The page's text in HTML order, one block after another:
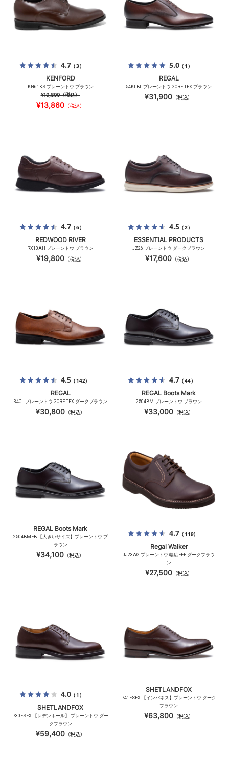
4.7（3）
KENFORD
KN61KS プレーントウ ブラウン
¥19,800（税込）
¥13,860（税込）
5.0（1）
REGAL
54KLBL プレーントウ GORE-TEX ブラウン
¥31,900 （税込）
4.7（6）
REDWOOD RIVER
RX10AH プレーントウ ブラウン
¥19,800（税込）
4.5（2）
ESSENTIAL PRODUCTS
JZ26 プレーントウ ダークブラウン
¥17,600 （税込）
4.5（142）
REGAL
34CL プレーントウ GORE-TEX ダークブラウン
¥30,800（税込）
4.7（44）
REGAL Boots Mark
2504BM プレーントウ ブラウン
¥33,000（税込）
REGAL Boots Mark
2504BMEB 【大きいサイズ】プレーントウ ブ
ラウン
¥34,100 （税込）
4.7（119）
Regal Walker
JJ23AG プレーントウ 幅広EEE ダークブラウ
ン
¥27,500（税込）
4.0（1）
SHETLANDFOX
730FSFX 【レデンホール】 プレーントウ ダー
クブラウン
¥59,400（税込）
SHETLANDFOX
741FSFX 【インバネス】プレーントウ ダーク
ブラウン
¥63,800（税込）